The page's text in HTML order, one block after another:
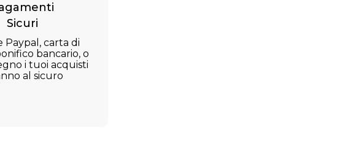
Sicuri
Paypal, carta di
bancario, o
i tuoi acquisti
al sicuro